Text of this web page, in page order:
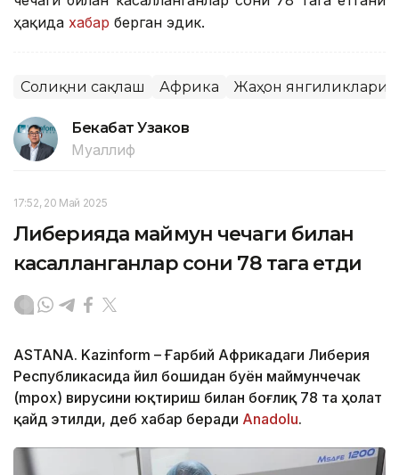
ҳақида хабар берган эдик.
Соғлиқни сақлаш Африка Жаҳон янгиликлари
Бекабат Узаков
Муаллиф
17:52, 20 Май 2025
Либерияда маймун чечаги билан
касалланганлар сони 78 тага етди
ASTANA. Kazinform – Ғарбий Африкадаги Либерия
Республикасида йил бошидан буён маймунчечак
(mpox) вирусини юқтириш билан боғлиқ 78 та ҳолат
қайд этилди, деб хабар беради Anadolu.